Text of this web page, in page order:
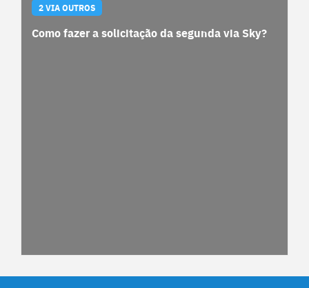
2 VIA OUTROS
Como fazer a solicitação da segunda via Sky?